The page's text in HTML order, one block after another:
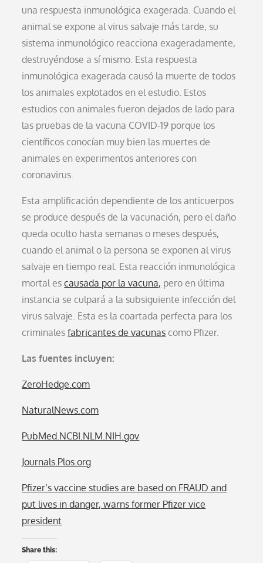
una respuesta inmunológica exagerada. Cuando el
animal se expone al virus salvaje más tarde, su
sistema inmunológico reacciona exageradamente,
destruyéndose a sí mismo. Esta respuesta
inmunológica exagerada causó la muerte de todos
los animales explotados en el estudio. Estos
estudios con animales fueron dejados de lado para
las pruebas de la vacuna COVID-19 porque los
científicos conocían muy bien las muertes de
animales en experimentos anteriores con
coronavirus.
Esta amplificación dependiente de los anticuerpos
se produce después de la vacunación, pero el daño
queda oculto hasta semanas o meses después,
cuando el animal o la persona se exponen al virus
salvaje en tiempo real. Esta reacción inmunológica
mortal escausada por la vacuna, pero en última
instancia se culpará a la subsiguiente infección del
virus salvaje. Esta es la coartada perfecta para los
criminalesfabricantes de vacunas como Pfizer.
Las fuentes incluyen:
ZeroHedge.com
NaturalNews.com
PubMed.NCBI.NLM.NIH.gov
Journals.Plos.org
Pfizer’s vaccine studies are based on FRAUD and
put lives in danger, warns former Pfizer vice
president
Share this: